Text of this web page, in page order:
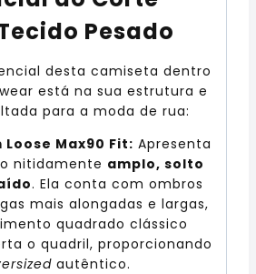
Pesado
desta camiseta dentro
está na sua estrutura e
para a moda de rua:
Max90 Fit: Apresenta
nitidamente amplo, solto
. Ela conta com ombros
mais alongadas e largas,
quadrado clássico
o quadril, proporcionando
autêntico.